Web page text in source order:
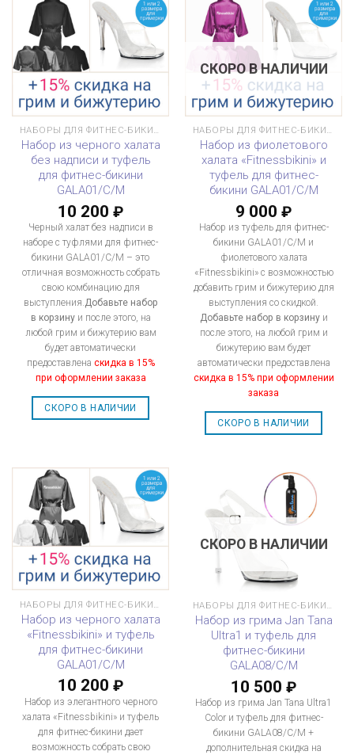
НАБОРЫ ДЛЯ ФИТНЕС-БИКИНИ
Набор из черного халата
без надписи и туфель
для фитнес-бикини
GALA01/C/M
10 200 ₽
Черный халат без надписи в
наборе с туфлями для фитнес-
бикини GALA01/C/M – это
отличная возможность собрать
свою комбинацию для
выступления.Добавьте набор
в корзинуи после этого, на
любой грим и бижутерию вам
будет автоматически
предоставлена скидка в 15%
при оформлении заказа
СКОРО В НАЛИЧИИ
СКОРО В НАЛИЧИИ
НАБОРЫ ДЛЯ ФИТНЕС-БИКИНИ
Набор из фиолетового
халата «Fitnessbikini» и
туфель для фитнес-
бикини GALA01/C/M
9 000 ₽
Набор из туфель для фитнес-
бикини GALA01/C/M и
фиолетового халата
«Fitnessbikini» с возможностью
добавить грим и бижутерию для
выступления со скидкой.
Добавьте набор в корзинуи
после этого, на любой грим и
бижутерию вам будет
автоматически предоставлена
скидка в 15% при оформлении
заказа
СКОРО В НАЛИЧИИ
НАБОРЫ ДЛЯ ФИТНЕС-БИКИНИ
Набор из черного халата
«Fitnessbikini» и туфель
для фитнес-бикини
GALA01/C/M
10 200 ₽
Набор из элегантного черного
халата «Fitnessbikini» и туфель
для фитнес-бикини дает
возможность собрать свою
СКОРО В НАЛИЧИИ
НАБОРЫ ДЛЯ ФИТНЕС-БИКИНИ
Набор из грима Jan Tana
Ultra1 и туфель для
фитнес-бикини
GALA08/C/M
10 500 ₽
Набор из грима Jan Tana Ultra1
Color и туфель для фитнес-
бикини GALA08/C/M +
дополнительная скидка на